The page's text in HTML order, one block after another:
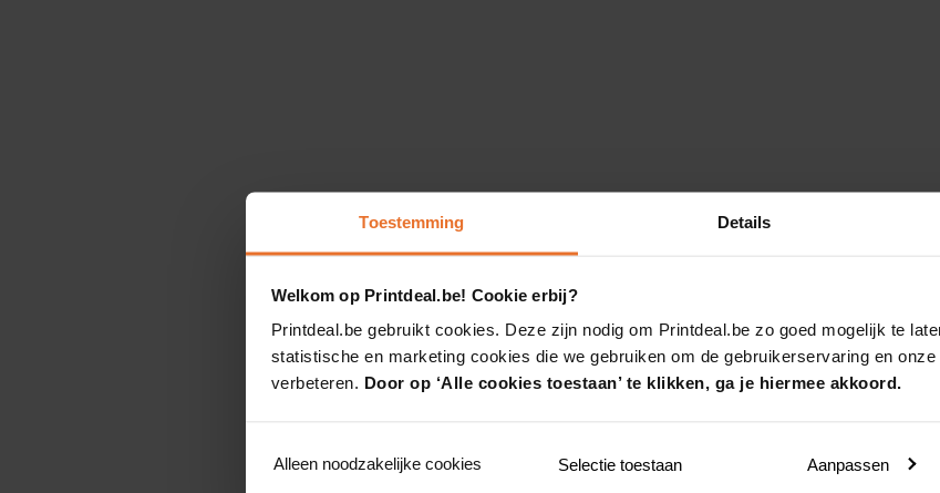
Toestemming Details
Welkom op Printdeal.be! Cookie erbij?
Printdeal.be gebruikt cookies. Deze zijn nodig om Printdeal.be zo goed mogelijk te
statistische en marketing cookies die we gebruiken om de gebruikerservaring en
verbeteren. Door op ‘Alle cookies toestaan’ te klikken, ga je hiermee akkoord.
Alleen noodzakelijke cookies Selectie toestaan Aanpassen